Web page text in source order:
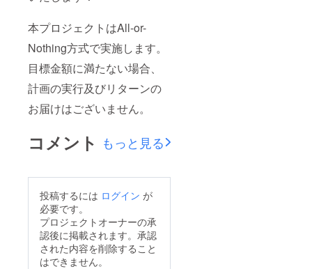
本プロジェクトはAll-or-
Nothing方式で実施します。
目標金額に満たない場合、
計画の実行及びリターンの
お届けはございません。
コメント もっと見る
投稿するには ログイン が
必要です。
プロジェクトオーナーの承
認後に掲載されます。承認
された内容を削除すること
はできません。